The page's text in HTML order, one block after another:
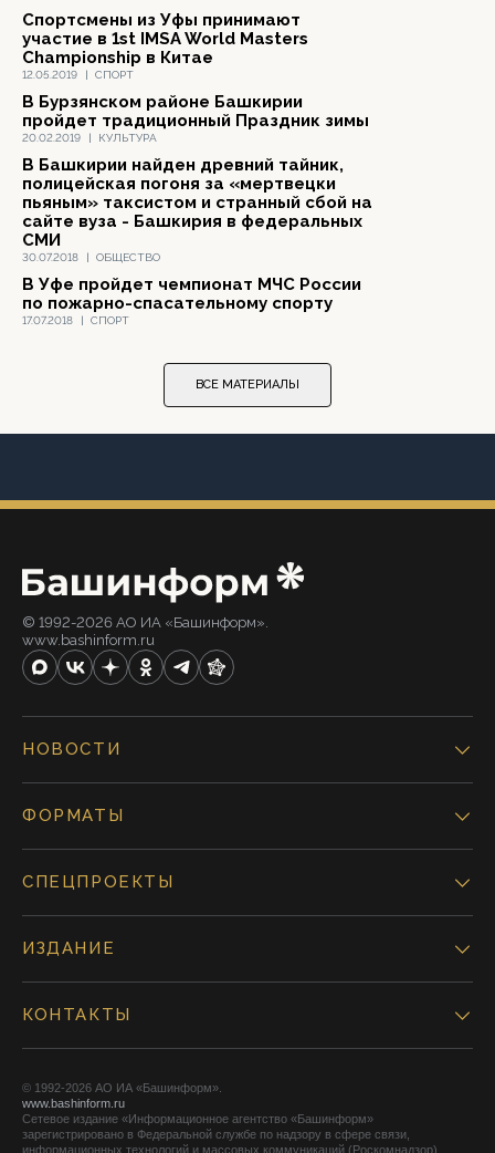
12.05.2019 | СПОРТ
Спортсмены из Уфы принимают
участие в 1st IMSA World Masters
Championship в Китае
20.02.2019 | КУЛЬТУРА
В Бурзянском районе Башкирии
пройдет традиционный Праздник зимы
30.07.2018 | ОБЩЕСТВО
В Башкирии найден древний тайник,
полицейская погоня за «мертвецки
пьяным» таксистом и странный сбой на
сайте вуза - Башкирия в федеральных
СМИ
17.07.2018 | СПОРТ
В Уфе пройдет чемпионат МЧС России
по пожарно-спасательному спорту
ВСЕ МАТЕРИАЛЫ
© 1992-2026 АО ИА «Башинформ».
www.bashinform.ru
НОВОСТИ
ФОРМАТЫ
СПЕЦПРОЕКТЫ
ИЗДАНИЕ
КОНТАКТЫ
© 1992-2026 АО ИА «Башинформ».
www.bashinform.ru
Сетевое издание «Информационное агентство «Башинформ»
зарегистрировано в Федеральной службе по надзору в сфере связи,
информационных технологий и массовых коммуникаций (Роскомнадзор),